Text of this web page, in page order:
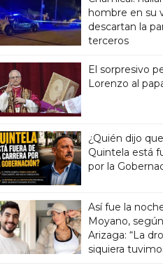
hombre en su
descartan la
terceros
El sorpresivo
Lorenzo al
¿Quién dijo
Quintela está
por la
Así fue la
Moyano,
Arizaga: “La
siquiera